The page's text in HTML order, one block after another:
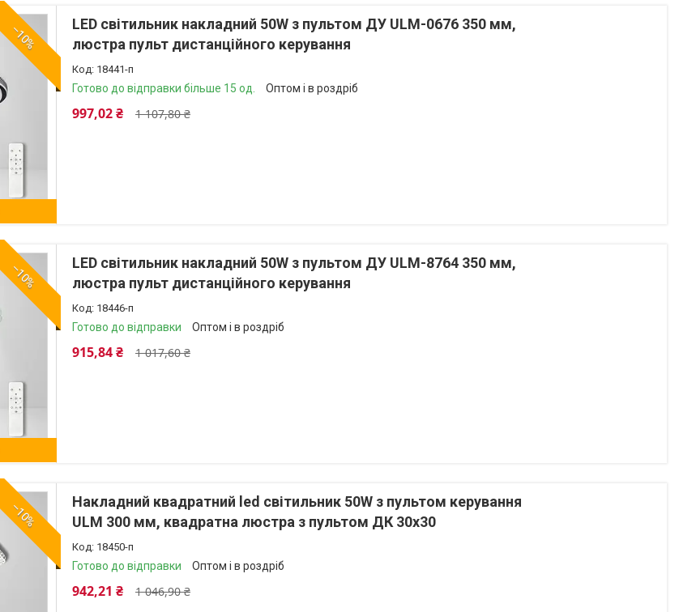
–10%
LED світильник накладний 50W з пультом ДУ ULM-0676 350 мм,
люстра пульт дистанційного керування
18441-п
Готово до відправки більше 15 од. Оптом і в роздріб
1 107,80 ₴
997,02 ₴
–10%
LED світильник накладний 50W з пультом ДУ ULM-8764 350 мм,
люстра пульт дистанційного керування
18446-п
Готово до відправки Оптом і в роздріб
1 017,60 ₴
915,84 ₴
–10%
Накладний квадратний led світильник 50W з пультом керування
ULM 300 мм, квадратна люстра з пультом ДК 30х30
18450-п
Готово до відправки Оптом і в роздріб
1 046,90 ₴
942,21 ₴